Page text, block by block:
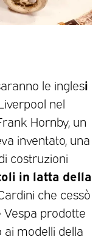
le inglesi
nel
Hornby, un
inventato, una
costruzioni
in latta della
che cessò
Vespa prodotte
ai modelli della